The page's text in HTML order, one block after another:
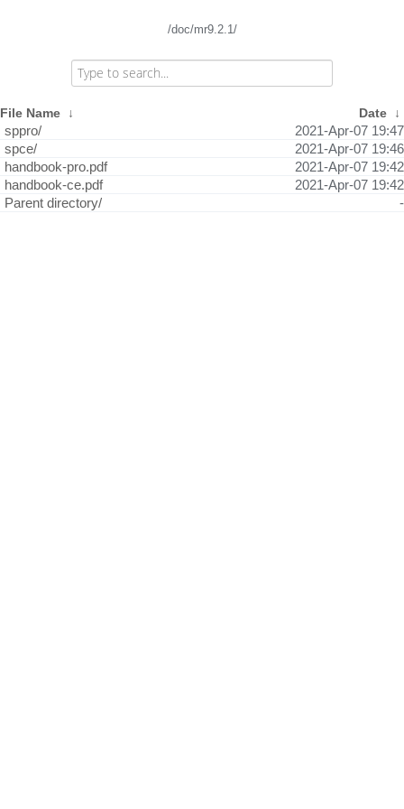
/doc/mr9.2.1/
File Name ↓ Date ↓
sppro/
2021-Apr-07 19:47
spce/
2021-Apr-07 19:46
handbook-pro.pdf
2021-Apr-07 19:42
handbook-ce.pdf
2021-Apr-07 19:42
Parent directory/
-